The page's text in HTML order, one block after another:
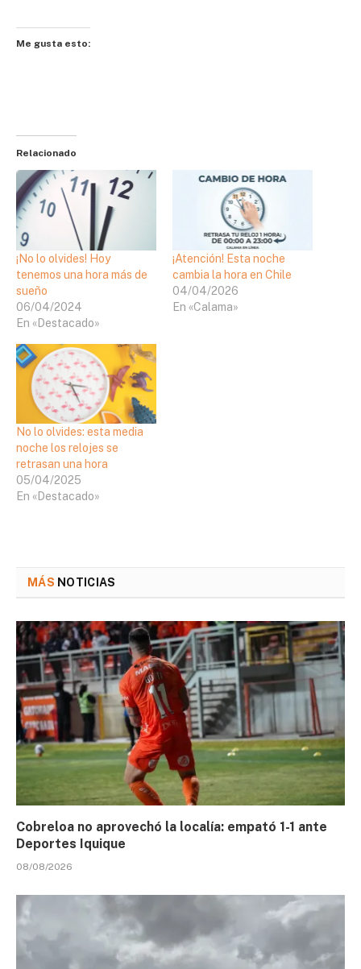
Me gusta esto:
Relacionado
¡No lo olvides! Hoy
tenemos una hora más de
sueño
06/04/2024
En «Destacado»
¡Atención! Esta noche
cambia la hora en Chile
04/04/2026
En «Calama»
No lo olvides: esta media
noche los relojes se
retrasan una hora
05/04/2025
En «Destacado»
MÁS NOTICIAS
Cobreloa no aprovechó la localía: empató 1-1 ante
Deportes Iquique
08/08/2026